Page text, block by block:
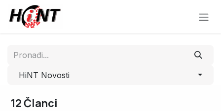
Skip to Content
HiNT Novosti
12 Članci